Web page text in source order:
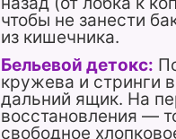
чтобы не занести
из кишечника.
Бельевой детокс:
кружева и стринги в
дальний ящик. На
восстановления —
свободное